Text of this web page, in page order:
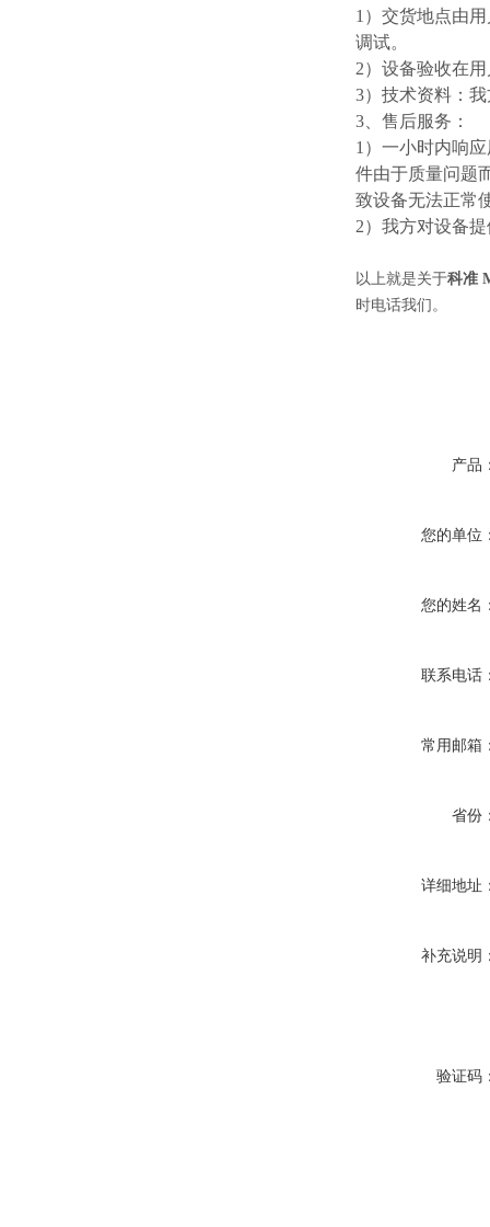
1）交货地点由
调试。
2）设备验收在
3）技术资料：
3、售后服务：
1）一小时内响
件由于质量问题
致设备无法正常
2）我方对设备
以上就是关于科准
时电话我们。
产品
您的单位
您的姓名
联系电话
常用邮箱
省份
详细地址
补充说明
验证码